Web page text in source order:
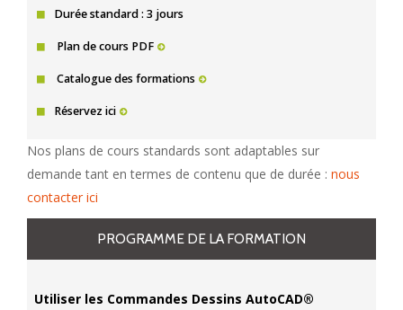
Durée standard : 3 jours
Plan de cours PDF
Catalogue des formations
Réservez ici
Nos plans de cours standards sont adaptables sur
demande tant en termes de contenu que de durée : nous
contacter ici
PROGRAMME DE LA FORMATION
Utiliser les Commandes Dessins AutoCAD®